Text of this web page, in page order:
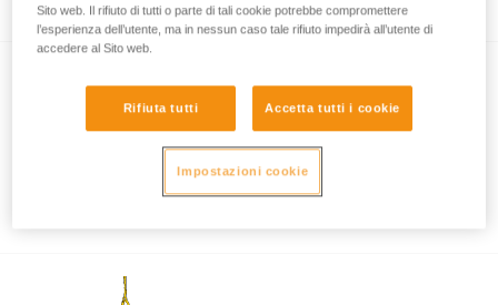
Collegamento di MGO alla struttura
Sito web. Il rifiuto di tutti o parte di tali cookie potrebbe compromettere
l’esperienza dell’utente, ma in nessun caso tale rifiuto impedirà all’utente di
accedere al Sito web.
Rifiuta tutti Accetta tutti i cookie
Impostazioni cookie